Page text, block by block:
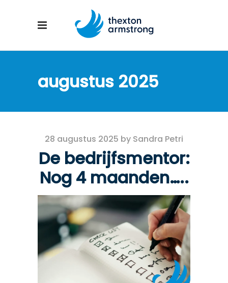
augustus 2025
28 augustus 2025 by Sandra Petri
De bedrijfsmentor:
Nog 4 maanden…..